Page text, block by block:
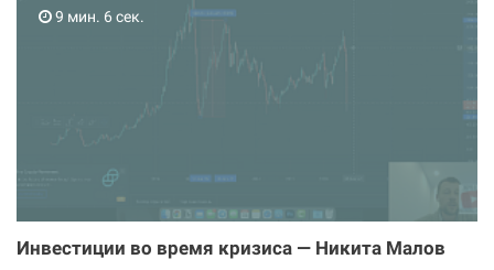
9 мин. 6 сек.
Инвестиции во время кризиса — Никита Малов